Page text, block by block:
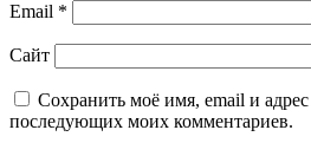
Email *
Сайт
Сохранить моё имя, email и адрес
последующих моих комментариев.